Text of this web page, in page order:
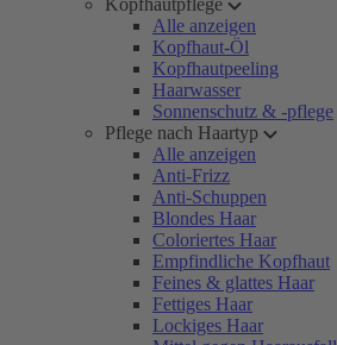
Kopfhautpflege
Alle anzeigen
Kopfhaut-Öl
Kopfhautpeeling
Haarwasser
Sonnenschutz & -pflege
Pflege nach Haartyp
Alle anzeigen
Anti-Frizz
Anti-Schuppen
Blondes Haar
Coloriertes Haar
Empfindliche Kopfhaut
Feines & glattes Haar
Fettiges Haar
Lockiges Haar